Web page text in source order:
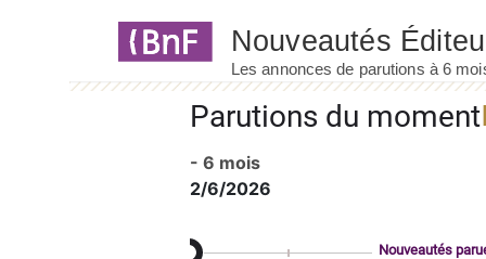
Parutions du moment
- 6 mois
2/6/2026
Nouveautés